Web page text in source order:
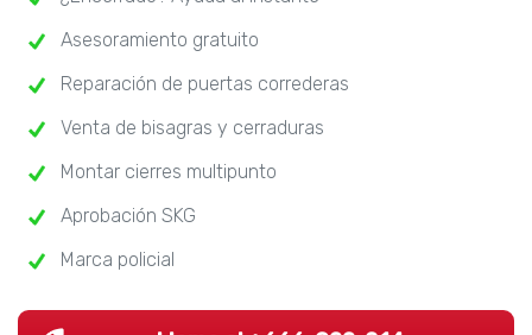
Asesoramiento gratuito
Reparación de puertas correderas
Venta de bisagras y cerraduras
Montar cierres multipunto
Aprobación SKG
Marca policial